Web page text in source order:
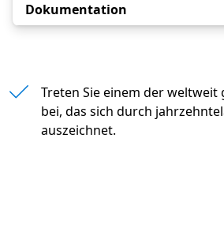
Dokumentation
" "
Treten Sie einem der
bei, das sich durch
auszeichnet.